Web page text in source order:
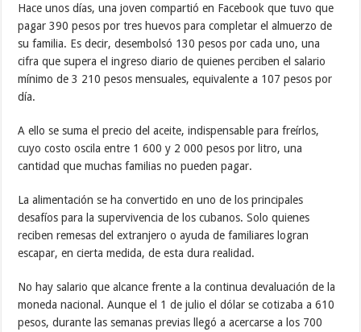
Hace unos días, una joven compartió en Facebook que tuvo que
pagar 390 pesos por tres huevos para completar el almuerzo de
su familia. Es decir, desembolsó 130 pesos por cada uno, una
cifra que supera el ingreso diario de quienes perciben el salario
mínimo de 3 210 pesos mensuales, equivalente a 107 pesos por
día.
A ello se suma el precio del aceite, indispensable para freírlos,
cuyo costo oscila entre 1 600 y 2 000 pesos por litro, una
cantidad que muchas familias no pueden pagar.
La alimentación se ha convertido en uno de los principales
desafíos para la supervivencia de los cubanos. Solo quienes
reciben remesas del extranjero o ayuda de familiares logran
escapar, en cierta medida, de esta dura realidad.
No hay salario que alcance frente a la continua devaluación de la
moneda nacional. Aunque el 1 de julio el dólar se cotizaba a 610
pesos, durante las semanas previas llegó a acercarse a los 700